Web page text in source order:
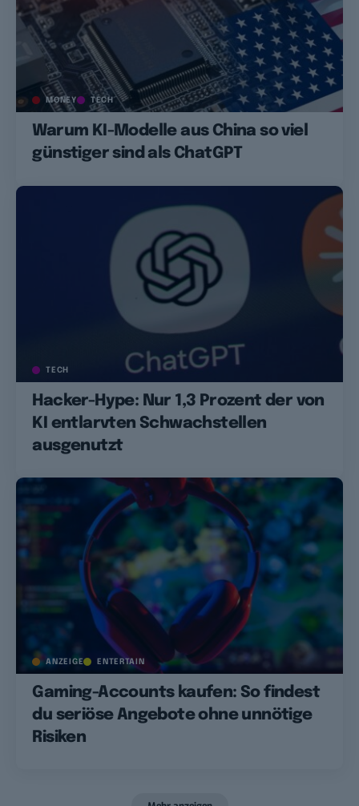
MONEY TECH
Warum KI-Modelle aus China so viel
günstiger sind als ChatGPT
TECH
Hacker-Hype: Nur 1,3 Prozent der von
KI entlarvten Schwachstellen
ausgenutzt
ANZEIGE ENTERTAIN
Gaming-Accounts kaufen: So findest
du seriöse Angebote ohne unnötige
Risiken